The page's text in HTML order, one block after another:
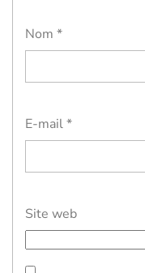
Nom *
E-mail*
Site web